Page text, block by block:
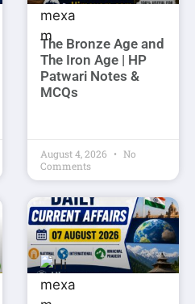
The Bronze Age and
The Iron Age | HP
Patwari Notes &
MCQs
August 4, 2026
No
Comments